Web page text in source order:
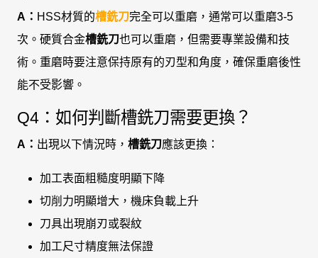
A： HSS材質的槽銑刀完全可以重磨，通常可以重磨3-5
次。硬質合金槽銑刀也可以重磨，但需要專業設備和技
術。重磨時要注意保持原有的刃型和角度，確保重磨後性
能不受影響。
Q4：如何判斷槽銑刀需要更換？
A： 出現以下情況時， 槽銑刀應該更換：
加工表面粗糙度明顯下降
切削力明顯增大，機床負載上升
刀具出現崩刃或裂紋
加工尺寸精度無法保證